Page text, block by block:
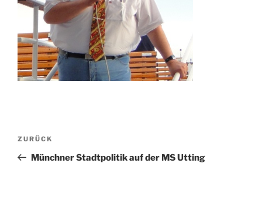
Beitragsnavigation
Vorheriger
Beitrag
ZURÜCK
Münchner Stadtpolitik auf der MS Utting